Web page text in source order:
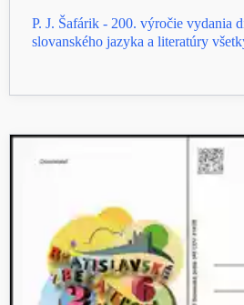
P. J. Šafárik - 200. výročie vydania
slovanského jazyka a literatúry